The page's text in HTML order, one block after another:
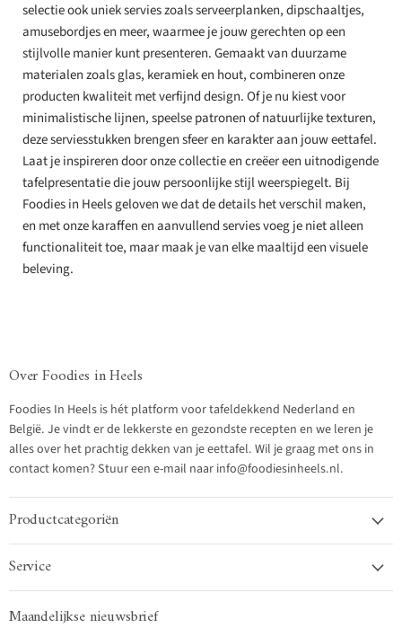
selectie ook uniek servies zoals serveerplanken, dipschaaltjes,
amusebordjes en meer, waarmee je jouw gerechten op een
stijlvolle manier kunt presenteren. Gemaakt van duurzame
materialen zoals glas, keramiek en hout, combineren onze
producten kwaliteit met verfijnd design. Of je nu kiest voor
minimalistische lijnen, speelse patronen of natuurlijke texturen,
deze serviesstukken brengen sfeer en karakter aan jouw eettafel.
Laat je inspireren door onze collectie en creëer een uitnodigende
tafelpresentatie die jouw persoonlijke stijl weerspiegelt. Bij
Foodies in Heels geloven we dat de details het verschil maken,
en met onze karaffen en aanvullend servies voeg je niet alleen
functionaliteit toe, maar maak je van elke maaltijd een visuele
beleving.
Over Foodies in Heels
Foodies In Heels is hét platform voor tafeldekkend Nederland en
België. Je vindt er de lekkerste en gezondste recepten en we leren je
alles over het prachtig dekken van je eettafel. Wil je graag met ons in
contact komen? Stuur een e-mail naar info@foodiesinheels.nl.
Productcategoriën
Service
Maandelijkse nieuwsbrief